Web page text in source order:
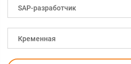
SAP-разработчик
Кременная